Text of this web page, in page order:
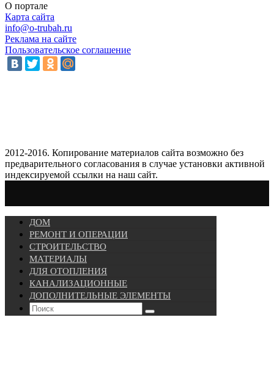
О портале
Карта сайта
info@o-trubah.ru
Реклама на сайте
Пользовательское соглашение
2012-2016. Копирование материалов сайта возможно без
предварительного согласования в случае установки активной
индексируемой ссылки на наш сайт.
ДОМ
РЕМОНТ И ОПЕРАЦИИ
СТРОИТЕЛЬСТВО
МАТЕРИАЛЫ
ДЛЯ ОТОПЛЕНИЯ
КАНАЛИЗАЦИОННЫЕ
ДОПОЛНИТЕЛЬНЫЕ ЭЛЕМЕНТЫ